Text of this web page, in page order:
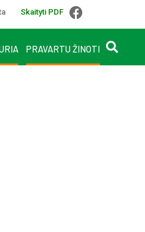
Skaityti PDF
PRAVARTU ŽINOTI